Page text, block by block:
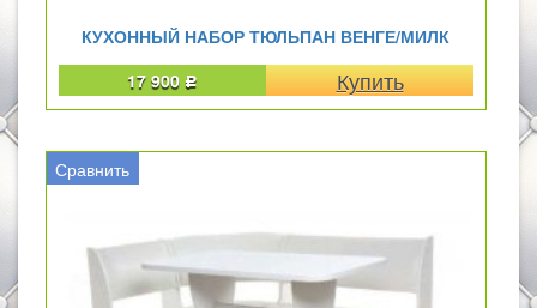
КУХОННЫЙ НАБОР ТЮЛЬПАН ВЕНГЕ/МИЛК
17 900 Р
Сравнить